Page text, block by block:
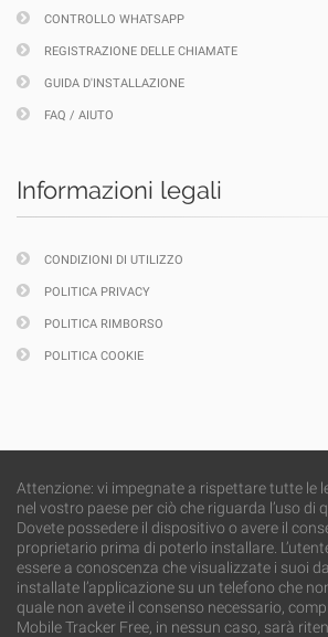
CONTROLLO WHATSAPP
REGISTRAZIONE DELLE CHIAMATE
GUIDA D'INSTALLAZIONE
FAQ / AIUTO
Informazioni legali
CONDIZIONI DI UTILIZZO
POLITICA PRIVACY
POLITICA RIMBORSO
POLITICA COOKIE
Attenzione: vi impegnate a rispettare tutte le
nel vostro paese per ciò che riguarda l’uso di
Dovete possedere il dispositivo o avere il
proprietario prima di poterlo installare.
essere a conoscenza che visualizzate i suoi
installate l’applicazione su un telefono che
quale non avete il consenso necessario,
Mobile Tracker Free, in nessun caso, sarà